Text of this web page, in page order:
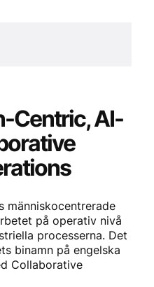
Centric, AI-
människocentrerade
på operativ nivå
processerna. Det
binamn på engelska
Collaborative